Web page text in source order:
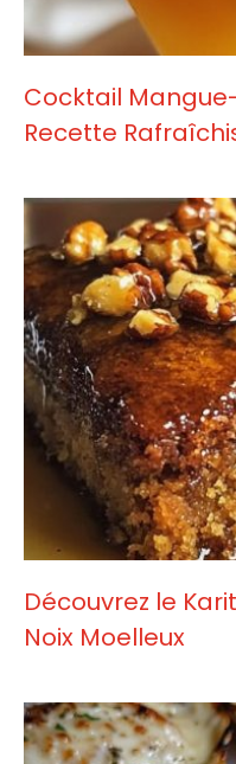
Cocktail
Recette
Découvrez le
Noix Moelleux